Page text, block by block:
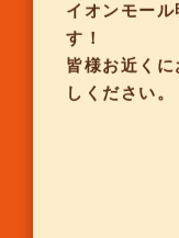
イオンモー
す！
皆様お近く
しください。